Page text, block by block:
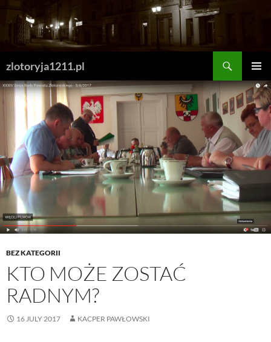
Skip
content
zlotoryja1211.pl
MENU
BEZ KATEGORII
KTO MOŻE ZOSTAĆ
RADNYM?
16 JULY 2017 KACPER PAWŁOWSKI